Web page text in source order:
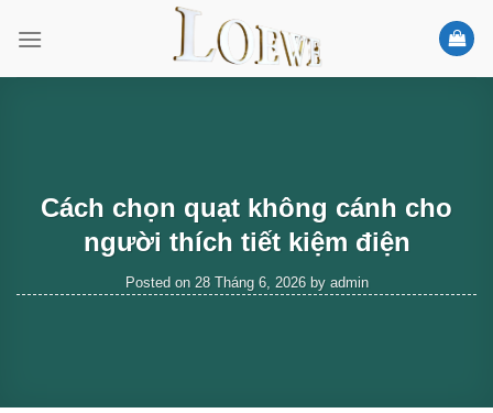
Cách chọn quạt không cánh cho
người thích tiết kiệm điện
Posted on 28 Tháng 6, 2026by admin